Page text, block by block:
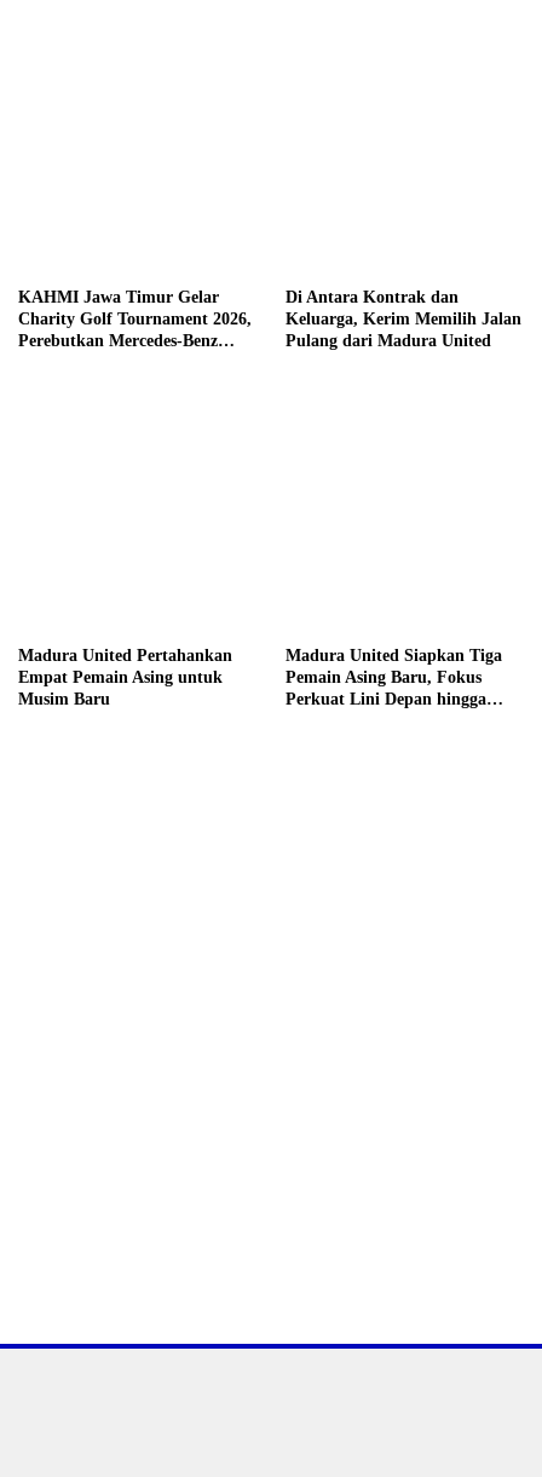
KAHMI Jawa Timur Gelar
Charity Golf Tournament 2026,
Perebutkan Mercedes-Benz
Di Antara Kontrak dan
Keluarga, Kerim Memilih Jalan
Pulang dari Madura United
Madura United Pertahankan
Empat Pemain Asing untuk
Musim Baru
Madura United Siapkan Tiga
Pemain Asing Baru, Fokus
Perkuat Lini Depan hingga